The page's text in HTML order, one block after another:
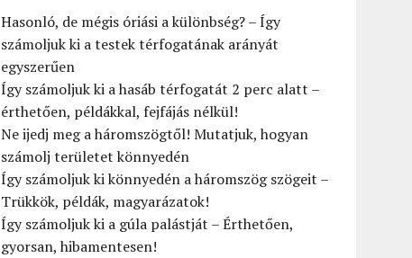
Hasonló, de mégis óriási a különbség? – Így
számoljuk ki a testek térfogatának arányát
egyszerűen
Így számoljuk ki a hasáb térfogatát 2 perc alatt –
érthetően, példákkal, fejfájás nélkül!
Ne ijedj meg a háromszögtől! Mutatjuk, hogyan
számolj területet könnyedén
Így számoljuk ki könnyedén a háromszög szögeit –
Trükkök, példák, magyarázatok!
Így számoljuk ki a gúla palástját – Érthetően,
gyorsan, hibamentesen!